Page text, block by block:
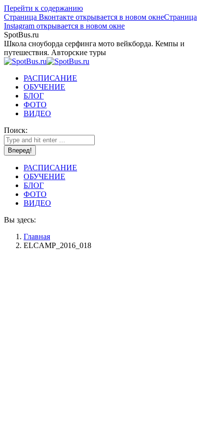
Перейти к содержанию
Страница Вконтакте открывается в новом окнеСтраница
Instagram открывается в новом окне
SpotBus.ru
Школа сноуборда серфинга мото вейкборда. Кемпы и
путешествия. Авторские туры
РАСПИСАНИЕ
ОБУЧЕНИЕ
БЛОГ
ФОТО
ВИДЕО
Поиск:
РАСПИСАНИЕ
ОБУЧЕНИЕ
БЛОГ
ФОТО
ВИДЕО
Вы здесь:
Главная
ELCAMP_2016_018